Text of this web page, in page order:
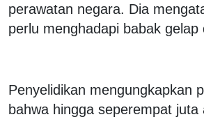
perawatan negara. Dia
perlu menghadapi babak gelap
Penyelidikan mengungkapkan
bahwa hingga seperempat juta